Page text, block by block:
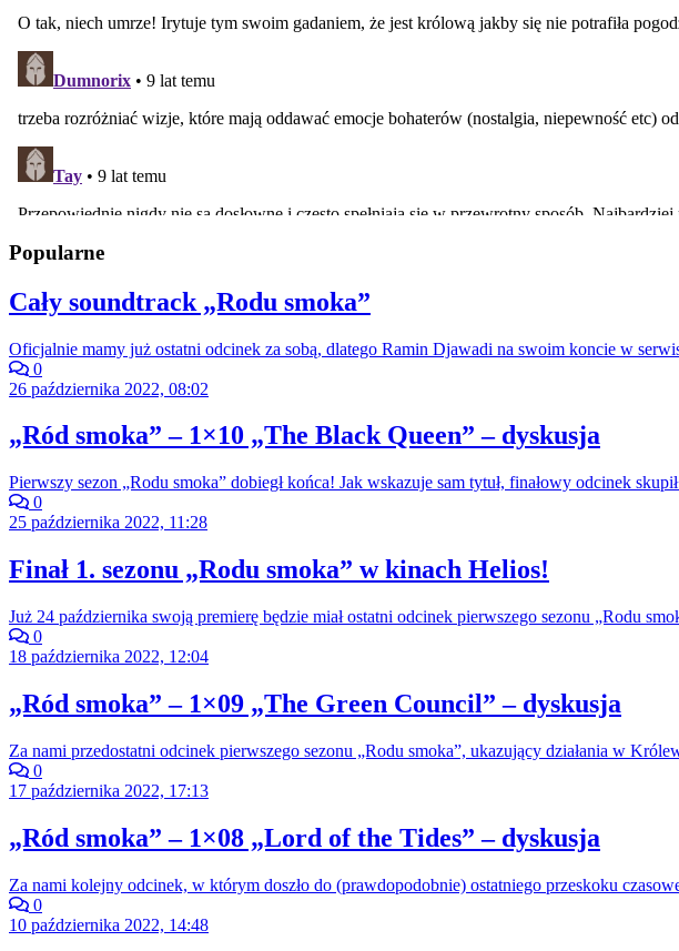
Popularne
Cały soundtrack „Rodu smoka”
Oficjalnie mamy już ostatni odcinek za sobą, dlatego Ramin Djawadi na swoim koncie w
0
26 października 2022, 08:02
„Ród smoka” – 1×10 „The Black Queen” – dyskusja
Pierwszy sezon „Rodu smoka” dobiegł końca! Jak wskazuje sam tytuł, finałowy odcinek
0
25 października 2022, 11:28
Finał 1. sezonu „Rodu smoka” w kinach Helios!
Już 24 października swoją premierę będzie miał ostatni odcinek pierwszego sezonu „Rodu
0
18 października 2022, 12:04
„Ród smoka” – 1×09 „The Green Council” – dyskusja
Za nami przedostatni odcinek pierwszego sezonu „Rodu smoka”, ukazujący działania w
0
17 października 2022, 17:13
„Ród smoka” – 1×08 „Lord of the Tides” – dyskusja
Za nami kolejny odcinek, w którym doszło do (prawdopodobnie) ostatniego przeskoku
0
10 października 2022, 14:48